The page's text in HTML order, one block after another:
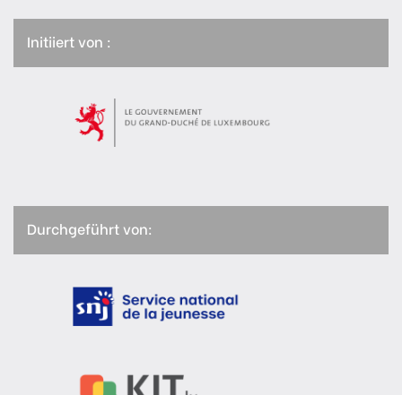
Initiiert von :
Durchgeführt von: